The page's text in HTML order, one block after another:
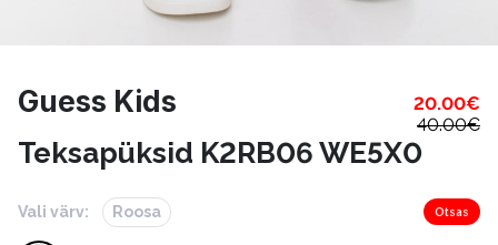
Guess Kids 20.00€
40.00€
Teksapüksid K2RB06 WE5X0
Vali värv: Roosa Otsas